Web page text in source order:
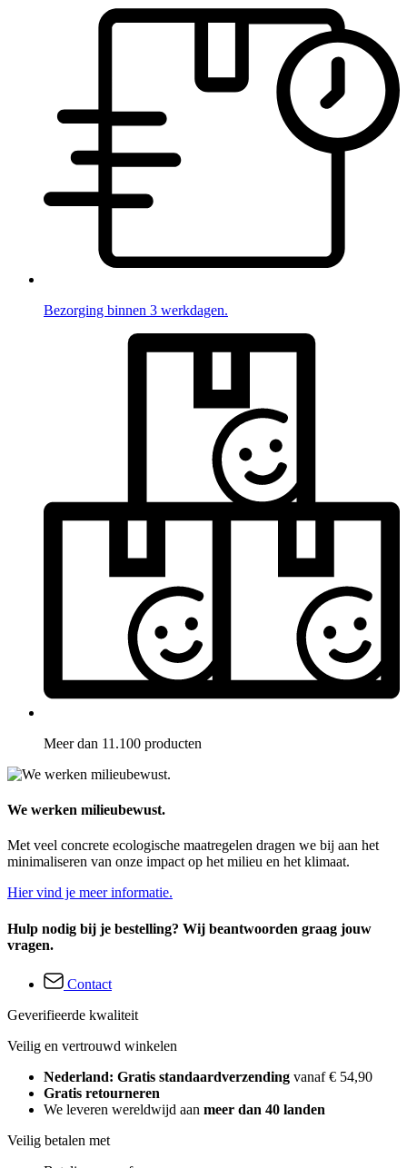
Bezorging binnen 3 werkdagen.
Meer dan 11.100 producten
We werken milieubewust.
Met veel concrete ecologische maatregelen dragen we bij aan het
minimaliseren van onze impact op het milieu en het klimaat.
Hier vind je meer informatie.
Hulp nodig bij je bestelling? Wij beantwoorden graag jouw
vragen.
Contact
Geverifieerde kwaliteit
Veilig en vertrouwd winkelen
Nederland: Gratis standaardverzending vanaf € 54,90
Gratis retourneren
We leveren wereldwijd aan meer dan 40 landen
Veilig betalen met